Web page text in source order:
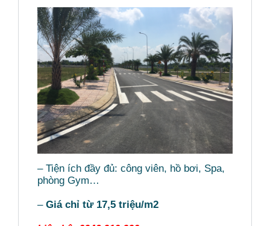
– Tiện ích đầy đủ: công viên, hồ bơi, Spa,
phòng Gym…
–Giá chỉ từ 17,5 triệu/m2